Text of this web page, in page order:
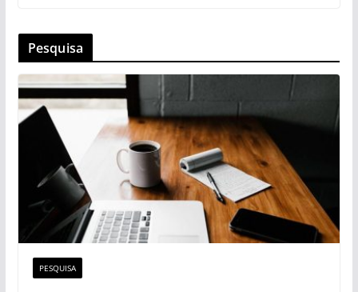
Pesquisa
PESQUISA